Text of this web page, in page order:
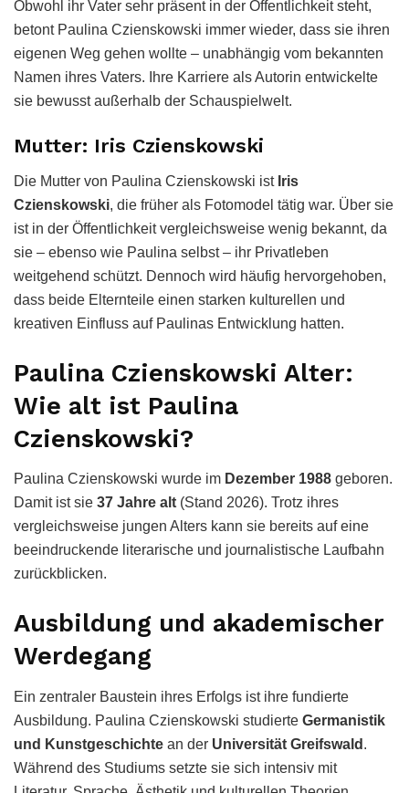
Obwohl ihr Vater sehr präsent in der Öffentlichkeit steht,
betont Paulina Czienskowski immer wieder, dass sie ihren
eigenen Weg gehen wollte – unabhängig vom bekannten
Namen ihres Vaters. Ihre Karriere als Autorin entwickelte
sie bewusst außerhalb der Schauspielwelt.
Mutter: Iris Czienskowski
Die Mutter von Paulina Czienskowski ist Iris
Czienskowski, die früher als Fotomodel tätig war. Über sie
ist in der Öffentlichkeit vergleichsweise wenig bekannt, da
sie – ebenso wie Paulina selbst – ihr Privatleben
weitgehend schützt. Dennoch wird häufig hervorgehoben,
dass beide Elternteile einen starken kulturellen und
kreativen Einfluss auf Paulinas Entwicklung hatten.
Paulina Czienskowski Alter:
Wie alt ist Paulina
Czienskowski?
Paulina Czienskowski wurde im Dezember 1988 geboren.
Damit ist sie 37 Jahre alt (Stand 2026). Trotz ihres
vergleichsweise jungen Alters kann sie bereits auf eine
beeindruckende literarische und journalistische Laufbahn
zurückblicken.
Ausbildung und akademischer
Werdegang
Ein zentraler Baustein ihres Erfolgs ist ihre fundierte
Ausbildung. Paulina Czienskowski studierte Germanistik
und Kunstgeschichte an der Universität Greifswald .
Während des Studiums setzte sie sich intensiv mit